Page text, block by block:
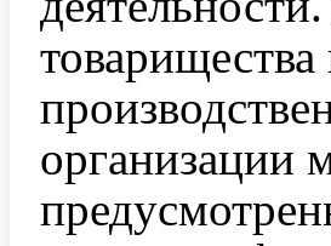
организации